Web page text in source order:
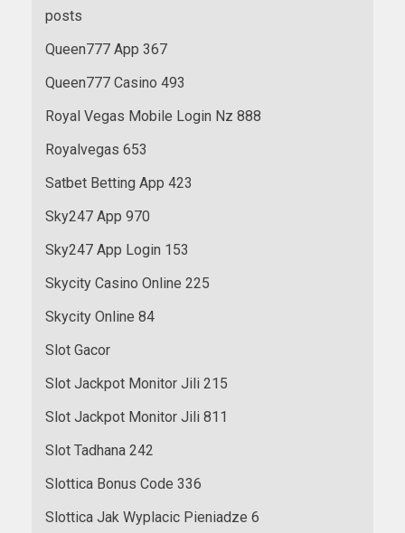
posts
Queen777 App 367
Queen777 Casino 493
Royal Vegas Mobile Login Nz 888
Royalvegas 653
Satbet Betting App 423
Sky247 App 970
Sky247 App Login 153
Skycity Casino Online 225
Skycity Online 84
Slot Gacor
Slot Jackpot Monitor Jili 215
Slot Jackpot Monitor Jili 811
Slot Tadhana 242
Slottica Bonus Code 336
Slottica Jak Wyplacic Pieniadze 6